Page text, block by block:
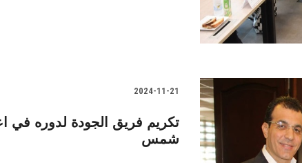
2024-11-21
تكريم فريق الجودة لدوره في
شمس